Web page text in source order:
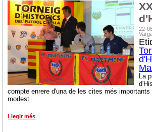
22-
La
compte enrere d'una de les cites més
modest
Llegir més